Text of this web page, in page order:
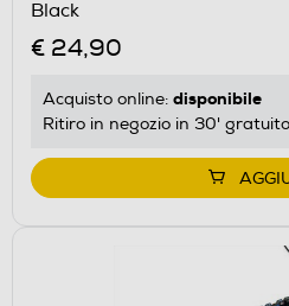
Black
€ 24,90
Acquisto online: disponibile
Ritiro in negozio in 30'